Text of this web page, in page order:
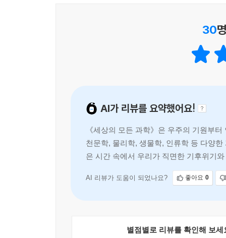
수단이었기 때문이죠. 조상들이 많이 먹었던 고
편해졌던 거죠. 이러한 효과적인 영양섭취 방법
로는 전체의 3%에 불과한데도 에너지는 20%나
몰래 훔쳐와 인간에게 줬다는 내용이 있는 게 아
핵폭탄이 그렇게 강력한 폭발을 일으킬 수 있었
는 비교할 수 없을 정도로 엄청난 빛과 열을 만들
어리가 생겨나는데 그 중심온도가 1억 도를 넘는
한 화약을 터뜨려 간신히 돌덩이를 날려 보내던
통찰을 제시한다. 인간계에 지각변동을 일으킨
종류의 작물과 인간을 만들어낸 ‘생명공학’ 장을
우주가 아주 작은 하나의 점에서 시작되었다는
많지 않다. 이 책은 단순히 작았다는 말로는 표현
내려가는 ‘마법의 계단’이라는 비유를 통해서 말
육지를 정복한 생물들이 주위 환경에 적응하는
영화를 보듯 인류 문명사가 단숨에 그려진다
30
AI가 리뷰를 요약했어요!
《세상의 모든 과학》은 우주의 기원부
천문학, 물리학, 생물학, 인류학 등 다양
은 시간 속에서 우리가 직면한 기후위기
지식과 상상력을 동시에 제공하며, 인류